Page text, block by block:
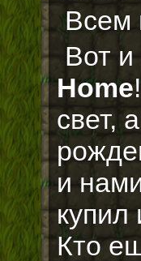
Всем
Вот
Home
свет,
и
купил
Кто